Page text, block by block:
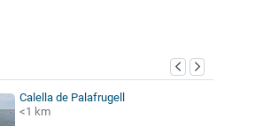
Calella de Palafrugell
<1 km